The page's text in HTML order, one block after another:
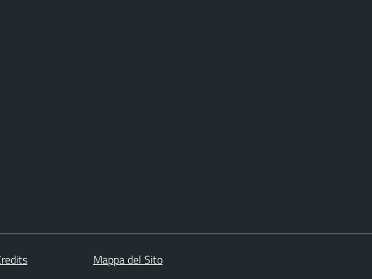
Mappa del Sito